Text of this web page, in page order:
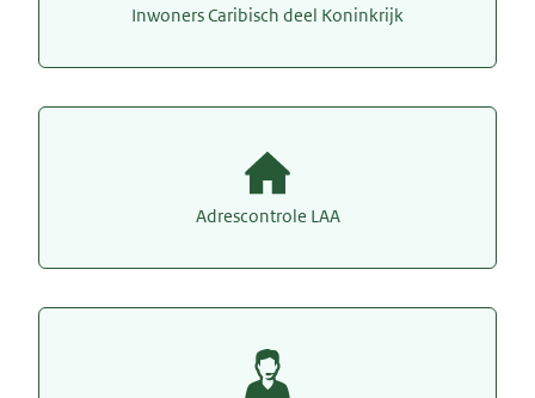
Inwoners Caribisch deel Koninkrijk
Adrescontrole LAA